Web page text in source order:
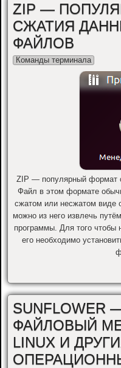
ZIP —
СЖАТИЯ
ФАЙЛОВ
Команды терминала
ZIP — популярный формат
Файл в этом формате
сжатом или несжатом виде
можно из него извлечь
программы. Для того чтобы
его необходимо
ФАЙЛОВЫЙ
LINUX И